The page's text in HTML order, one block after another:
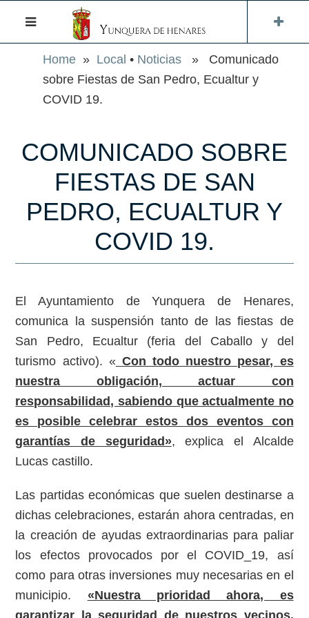
Home » Local • Noticias » Comunicado
sobre Fiestas de San Pedro, Ecualtur y
COVID 19.
COMUNICADO SOBRE
FIESTAS DE SAN
PEDRO, ECUALTUR Y
COVID 19.
El Ayuntamiento de Yunquera de Henares,
comunica la suspensión tanto de las fiestas de
San Pedro, Ecualtur (feria del Caballo y del
turismo activo). « Con todo nuestro pesar, es
nuestra obligación, actuar con
responsabilidad, sabiendo que actualmente no
es posible celebrar estos dos eventos con
garantías de seguridad», explica el Alcalde
Lucas castillo.
Las partidas económicas que suelen destinarse a
dichas celebraciones, estarán ahora centradas, en
la creación de ayudas extraordinarias para paliar
los efectos provocados por el COVID_19, así
como para otras inversiones muy necesarias en el
municipio. «Nuestra prioridad ahora, es
garantizar la seguridad de nuestros vecinos,